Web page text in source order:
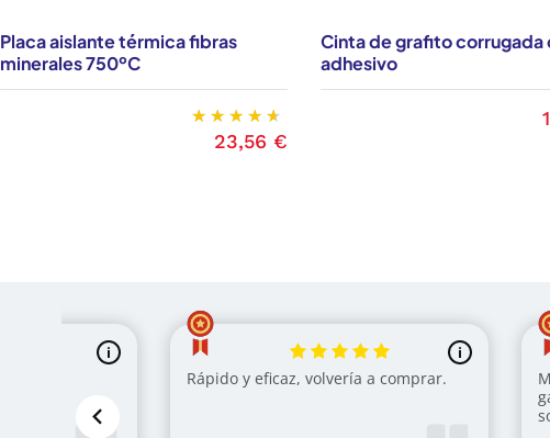
Placa aislante térmica fibras
minerales 750ºC
Precio
23,56 €
Cinta de grafito corrugada
adhesivo